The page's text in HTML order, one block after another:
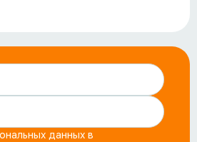
данных в